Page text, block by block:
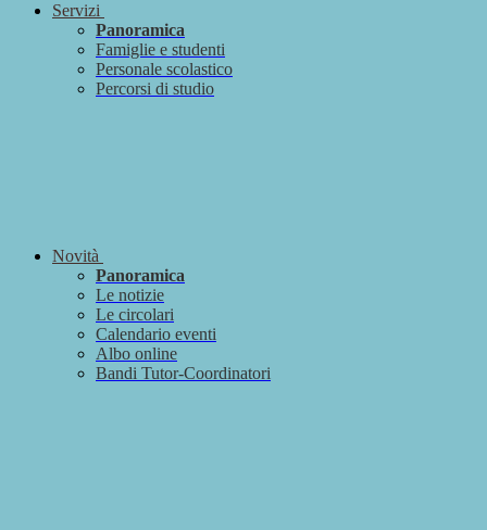
Servizi
Panoramica
Famiglie e studenti
Personale scolastico
Percorsi di studio
Novità
Panoramica
Le notizie
Le circolari
Calendario eventi
Albo online
Bandi Tutor-Coordinatori